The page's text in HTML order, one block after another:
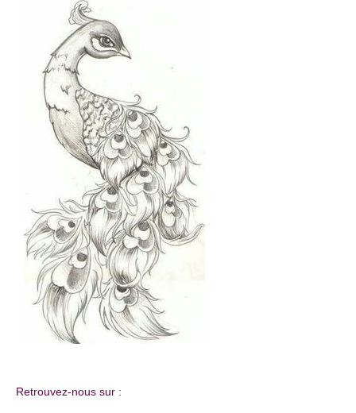
Retrouvez-nous sur :